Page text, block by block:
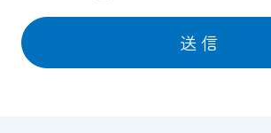
当社はお客様からのお申し出により物件資